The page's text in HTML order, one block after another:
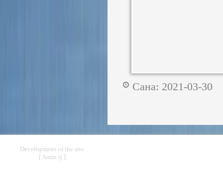
Сана: 2021-03-
Development of the site
[ Amin tj ]